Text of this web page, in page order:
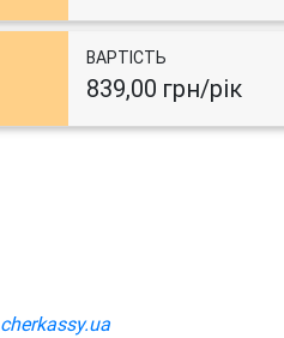
ВАРТІСТЬ
839,00 грн/рік
cherkassy.ua